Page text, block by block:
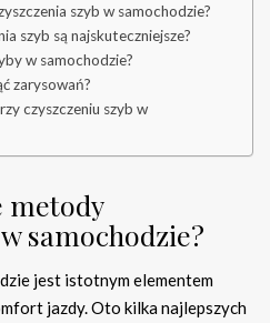
szyb w samochodzie?
szyb są najskuteczniejsze?
w samochodzie?
zarysowań?
czyszczeniu szyb w
metody
samochodzie?
jest istotnym elementem
jazdy. Oto kilka najlepszych